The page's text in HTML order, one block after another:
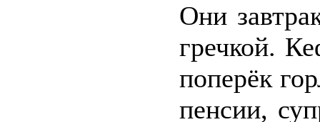
Они
гречкой.
поперёк
пенсии,